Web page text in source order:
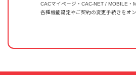
CACマイページ・CAC-NET / MOBILE・
各種機能設定やご契約の変更手続きをオ